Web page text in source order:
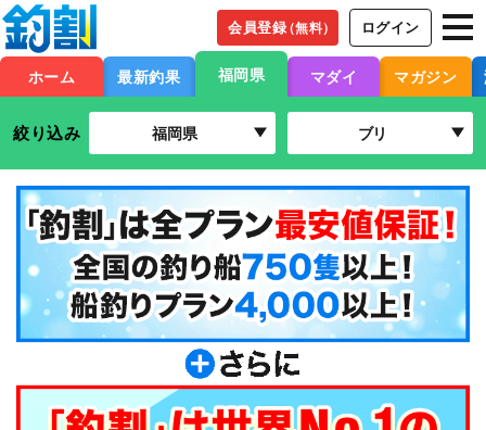
会員登録（無料） ログイン
ホーム 最新釣果 福岡県 マダイ マガジン
絞り込み 福岡県 ブリ